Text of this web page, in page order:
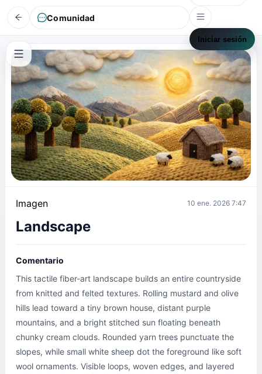
Comunidad
Iniciar sesión
Imagen 10 ene. 2026 7:47
Landscape
Comentario
This tactile fiber-art landscape builds an entire countryside
from knitted and felted textures. Rolling mustard and olive
hills lead toward a tiny brown house, distant purple
mountains, and a bright stitched sun floating beneath
chunky cream clouds. Rounded yarn trees punctuate the
slopes, while small white sheep dot the foreground like soft
wool ornaments. Visible loops, woven edges, and layered